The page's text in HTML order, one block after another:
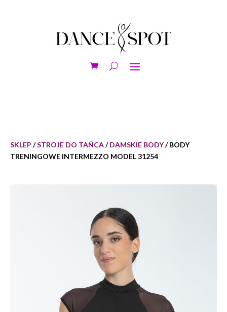
SKLEP /STROJE DO TAŃCA/DAMSKIE BODY/ BODY
TRENINGOWE INTERMEZZO MODEL 31254